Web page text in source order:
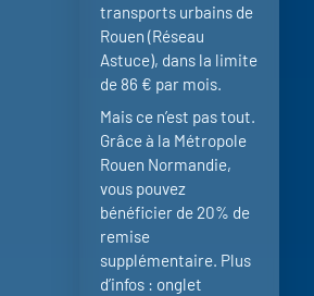
transports urbains de
Rouen (Réseau
Astuce), dans la limite
de 86 € par mois.
Mais ce n’est pas tout.
Grâce à la Métropole
Rouen Normandie,
vous pouvez
bénéficier de 20% de
remise
supplémentaire. Plus
d’infos : onglet